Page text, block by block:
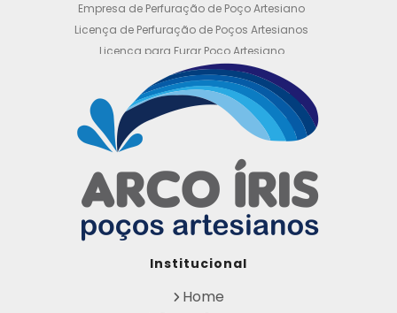
Empresa de Perfuração de Poço Artesiano
Licença de Perfuração de Poços Artesianos
Licença para Furar Poço Artesiano
Licença para Perfuração de Poço Artesiano
Licença para Poço Semi Artesiano
Manutenção de Poço Semi Artesiano
Manutenção Preventiva de Poços Artesiano
Obtenha sua Licença de Perfuração de Poç
o Artesiano
Orçamento de Poço Semi Artesiano
Orçamento para Perfuração de Poço Artesi
ano
Outorga DAEE para Poço Artesiano
cos
Institucional
Home